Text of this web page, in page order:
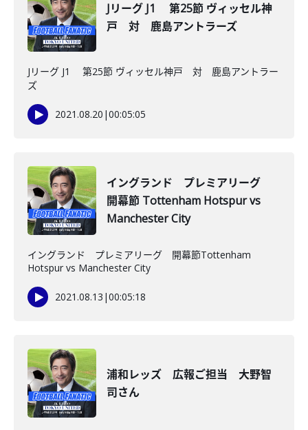
Jリーグ J1 第25節 ヴィッセル神
戸 対 鹿島アントラーズ
Jリーグ J1 第25節 ヴィッセル神戸 対 鹿島アントラー
ズ
2021.08.20 |00:05:05
イングランド プレミアリーグ
開幕節 Tottenham Hotspur vs
Manchester City
イングランド プレミアリーグ 開幕節Tottenham
Hotspur vs Manchester City
2021.08.13 |00:05:18
浦和レッズ 広報ご担当 大野智
司さん